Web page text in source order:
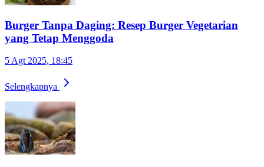
Burger Tanpa Daging: Resep Burger Vegetarian
yang Tetap Menggoda
5 Agt 2025, 18:45
Selengkapnya